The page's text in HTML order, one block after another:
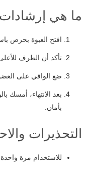
ما هي
افتح العبوة بحرص
تأكد أن الطرف
ضع الواقي على
بعد الانتهاء، أمسك
بأمان.
التحذيرات
للاستخدام مرة